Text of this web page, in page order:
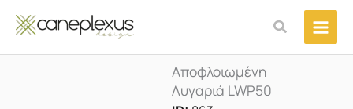
στο
περιεχόμενο
Αναζήτηση
Αποφλοιωμένη
Λυγαριά LWP50